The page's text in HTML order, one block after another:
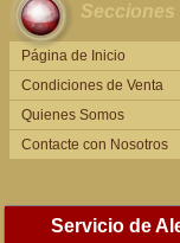
Relojes de bolsillo
Relojes de pulsera
Secciones
Página de Inicio
Condiciones de Venta
Quienes Somos
Contacte con Nosotros
Servicio de